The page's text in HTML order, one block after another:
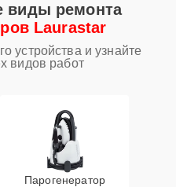
виды ремонта
Laurastar
устройства и узнайте
видов работ
Парогенератор